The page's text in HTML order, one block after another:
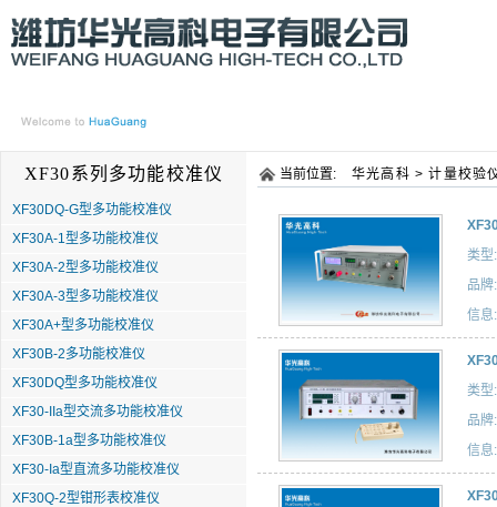
XF30系列多功能校准仪
XF30DQ-G型多功能校准仪
XF30A-1型多功能校准仪
XF30A-2型多功能校准仪
XF30A-3型多功能校准仪
XF30A+型多功能校准仪
XF30B-2多功能校准仪
XF30DQ型多功能校准仪
XF30-IIa型交流多功能校准仪
XF30B-1a型多功能校准仪
XF30-Ia型直流多功能校准仪
XF30Q-2型钳形表校准仪
当前位置: 华光高科 >计量校验
类型:
品牌:
信息:
类型:
品牌:
信息: